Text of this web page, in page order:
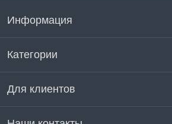
Информация
Категории
Для клиентов